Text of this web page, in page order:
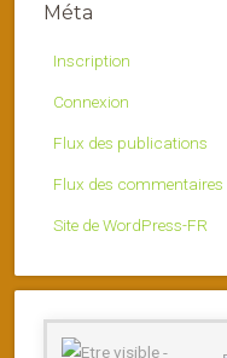
Méta
Inscription
Connexion
Flux des publications
Flux des commentaires
Site de WordPress-FR